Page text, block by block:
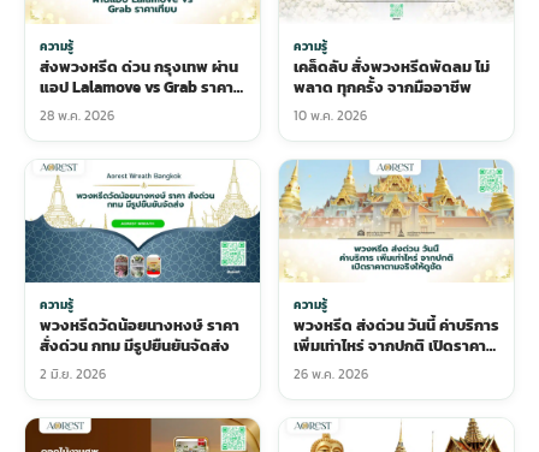
ความรู้
ส่งพวงหรีด ด่วน กรุงเทพ ผ่าน
แอป Lalamove vs Grab ราคา
เทียบ
28 พ.ค. 2026
ความรู้
เคล็ดลับ สั่งพวงหรีดพัดลม ไม่
พลาด ทุกครั้ง จากมืออาชีพ
10 พ.ค. 2026
ความรู้
พวงหรีดวัดน้อยนางหงษ์ ราคา
สั่งด่วน กทม มีรูปยืนยันจัดส่ง
2 มิ.ย. 2026
ความรู้
พวงหรีด ส่งด่วน วันนี้ ค่าบริการ
เพิ่มเท่าไหร่ จากปกติ เปิดราคา
ตามจริงให้ดูชัด
26 พ.ค. 2026